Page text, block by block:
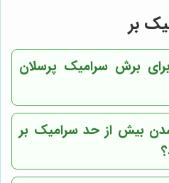
بر
برش سرامیک پرسلان
بیش از حد سرامیک بر